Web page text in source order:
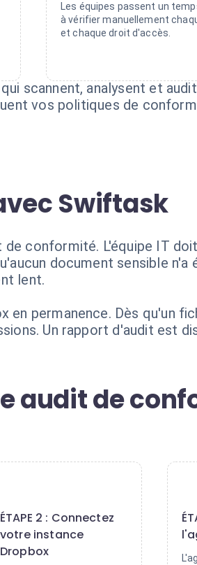
Les équipes passent un
à vérifier manuellement
et chaque droit d'accès.
scannent, analysent et
vos politiques de
Swiftask
de conformité. L'équipe IT
document sensible
lent.
en permanence. Dès qu'un
Un rapport d'audit est
audit de
ÉTAPE 2 : Connectez
votre instance
Dropbox